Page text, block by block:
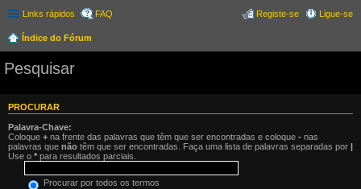
Links rápidos FAQ Ligue-se
Registe-se
Índice do Fórum
Pesquisar
PROCURAR
Palavra-Chave:
Coloque + na frente das palavras que têm que ser encontradas e coloque - nas
palavras que não têm que ser encontradas. Faça uma lista de palavras separadas por |
Use o * para resultados parciais.
Procurar por todos os termos